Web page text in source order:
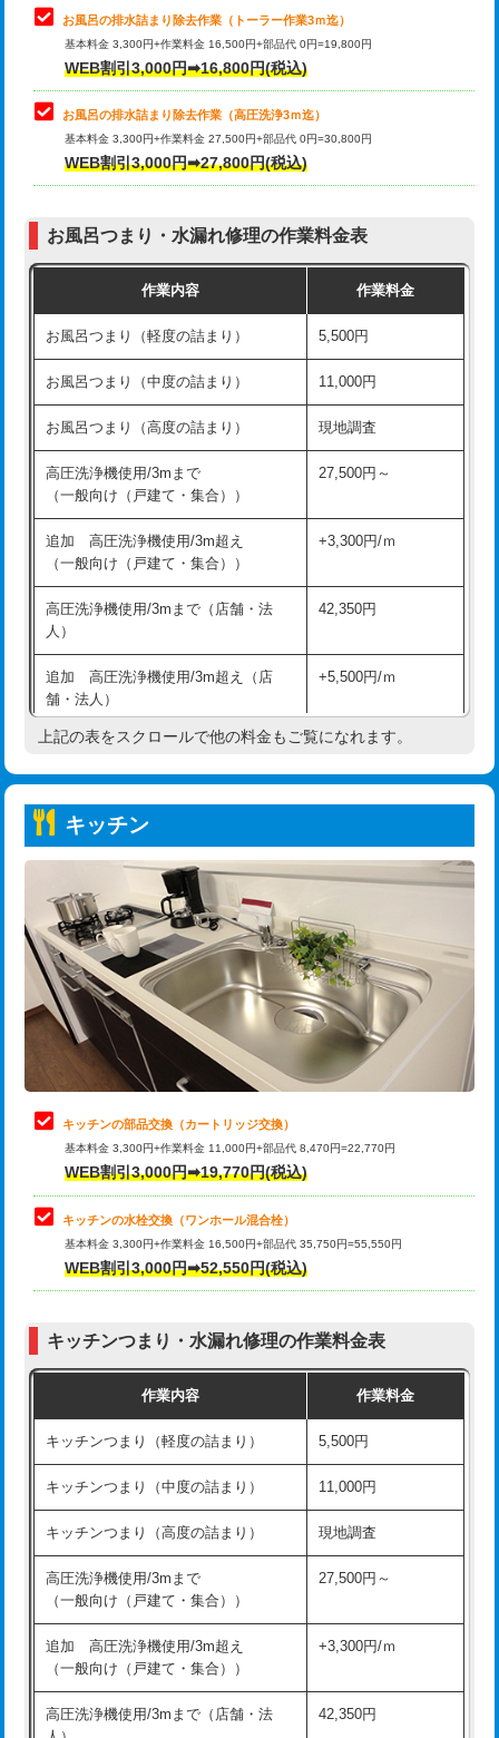
タンクレストイレ脱着 33,000円
小便器トイレ脱着
その他部品の脱着 8,800円～
交換・取付（タンク）
交換・取付（普通便座） 11,000円+材料費
交換・取付（温水洗浄便座） 16,500円+材料費
交換・取付(単水栓（壁付・デッキ
式）)
13,200円+材料費
交換・取付(混合水栓（壁付・デッキ
式・ワンホール）)
16,500円+材料費
交換・取付(排水栓・排水トラップ
（P/S/ポップアップ））
22,000円+材料費
交換・取付（その他部品） 11,000円+材料費
持込商品取付（単水栓） 13,200円
持込商品取付（混合水栓）
持込商品取付（浄水器・分岐水栓） 16,500円
持込商品取付（温水洗浄便座） 22,000円
持込商品取付（普通便座⇔温水洗浄便
22,000円
給水管工事※（ホール加工)
給水管工事※（バンド止め) 3,300円
給水管工事※（支持金具設置) 5,500円
給水管工事※（保温材使用（バンド止
め込み）)
5,500円
給水管工事※（土の掘削・埋め戻し作
11,000円
給水管工事※（塩ビ管（VP・HI）使
用/3ｍまで)
給水管工事※（塩ビ管（VP・HI）使
用（追加）/3ｍ超え)
給水管工事※（ライニング鋼管・銅
管・ポリ管・HT管使用/3ｍまで)
44,000円
管・ポリ管・HT管使用/3ｍ超え)
排水管工事（土の掘削・埋め戻し作
11,000円~
排水管工事（排水管工事/3ｍまで） 55,000円
排水管工事（追加 排水管工事/3ｍ超
+11,000円
マス交換（深さ50㎝未満）
マス交換（深さ50㎝以上） 66,000円
コンクリート斫り（厚さ10㎝まで）
お風呂の排水詰まり除去作業（トーラー作業3ｍ迄）
基本料金 3,300円+作業料金 16,500円+部品代 0円=19,800円
WEB割引3,000円➡16,800円(税込)
お風呂の排水詰まり除去作業（高圧洗浄3ｍ迄）
基本料金 3,300円+作業料金 27,500円+部品代 0円=30,800円
WEB割引3,000円➡27,800円(税込)
お風呂つまり・水漏れ修理の作業料金表
作業内容 作業料金
お風呂つまり（軽度の詰まり） 5,500円
お風呂つまり（中度の詰まり） 11,000円
お風呂つまり（高度の詰まり） 現地調査
高圧洗浄機使用/3mまで
（一般向け（戸建て・集合））
27,500円～
追加 高圧洗浄機使用/3m超え
（一般向け（戸建て・集合））
+3,300円/ｍ
高圧洗浄機使用/3mまで（店舗・法
人）
42,350円
追加 高圧洗浄機使用/3m超え（店
舗・法人）
+5,500円/ｍ
高度高圧洗浄換 現地調査
トーラー機使用/3mまで
追加トーラー機使用/3m超え +3,300円
カメラ調査 33,000円
桝清掃 8,800円
止水・漏水調査・防水処理・清掃・修
理・調整・分解・加工など（軽作業）
11,000円
止水・漏水調査・防水処理・清掃・修
理・調整・分解・加工など（中作業）
22,000円
止水・漏水調査・防水処理・清掃・修
理・調整・分解・加工など（重作業）
33,000円
お風呂タンク脱着
その他部品の脱着
式・ワンホール）)
交換・取付(排水栓・排水トラップ
22,000円+材料費
持込商品取付（単水栓）
持込商品取付（混合水栓） 16,500円
上記の表をスクロールで他の料金もご覧になれます。
キッチン
キッチンの部品交換（カートリッジ交換）
基本料金 3,300円+作業料金 11,000円+部品代 8,470円=22,770円
WEB割引3,000円➡19,770円(税込)
キッチンの水栓交換（ワンホール混合栓）
基本料金 3,300円+作業料金 16,500円+部品代 35,750円=55,550円
WEB割引3,000円➡52,550円(税込)
キッチンつまり・水漏れ修理の作業料金表
作業内容 作業料金
キッチンつまり（軽度の詰まり） 5,500円
キッチンつまり（中度の詰まり） 11,000円
キッチンつまり（高度の詰まり） 現地調査
高圧洗浄機使用/3mまで
（一般向け（戸建て・集合））
27,500円～
追加 高圧洗浄機使用/3m超え
（一般向け（戸建て・集合））
+3,300円/ｍ
高圧洗浄機使用/3mまで（店舗・法
42,350円